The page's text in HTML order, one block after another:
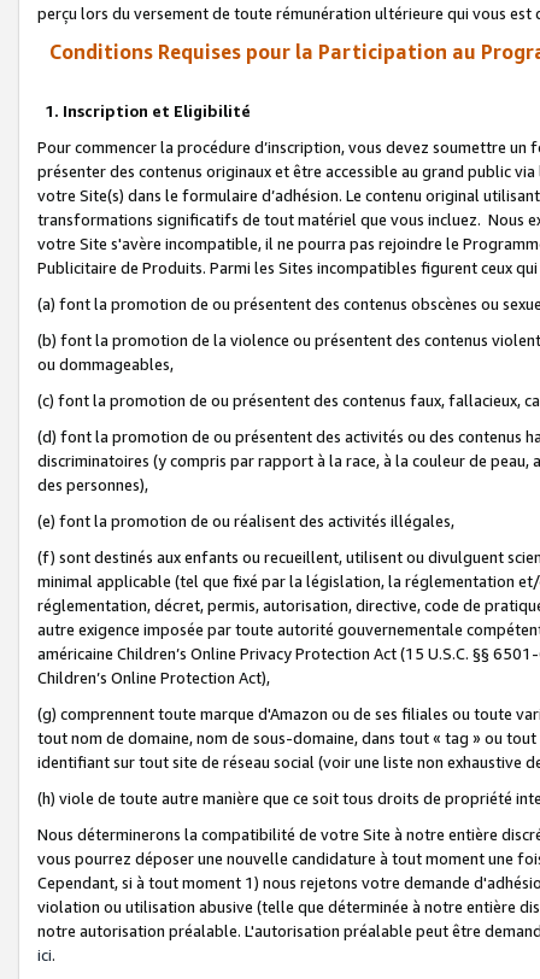
perçu lors du versement de toute rémunération ultérieure qui vous est
Conditions Requises pour la Participation au
1. Inscription et Eligibilité
Pour commencer la procédure d’inscription, vous devez soumettre
présenter des contenus originaux et être accessible au grand public
votre Site(s) dans le formulaire d’adhésion. Le contenu original
transformations significatifs de tout matériel que vous incluez. Nous
votre Site s'avère incompatible, il ne pourra pas rejoindre le
Publicitaire de Produits. Parmi les Sites incompatibles figurent ceux
(a) font la promotion de ou présentent des contenus obscènes ou
(b) font la promotion de la violence ou présentent des contenus
ou dommageables,
(c) font la promotion de ou présentent des contenus faux, fallacieux,
(d) font la promotion de ou présentent des activités ou des contenus
discriminatoires (y compris par rapport à la race, à la couleur de
des personnes),
(e) font la promotion de ou réalisent des activités illégales,
(f) sont destinés aux enfants ou recueillent, utilisent ou divulguent
minimal applicable (tel que fixé par la législation, la réglementation
réglementation, décret, permis, autorisation, directive, code de
autre exigence imposée par toute autorité gouvernementale
américaine Children’s Online Privacy Protection Act (15 U.S.C. §§
Children’s Online Protection Act),
(g) comprennent toute marque d'Amazon ou de ses filiales ou toute
tout nom de domaine, nom de sous-domaine, dans tout « tag » ou
identifiant sur tout site de réseau social (voir une liste non exhaustive
(h) viole de toute autre manière que ce soit tous droits de propriété
Nous déterminerons la compatibilité de votre Site à notre entière
vous pourrez déposer une nouvelle candidature à tout moment une
Cependant, si à tout moment 1) nous rejetons votre demande
violation ou utilisation abusive (telle que déterminée à notre entière
notre autorisation préalable. L'autorisation préalable peut être
ici.